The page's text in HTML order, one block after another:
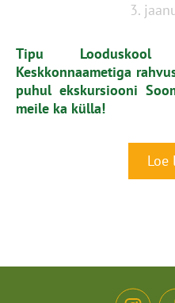
3.
Tipu Looduskool
Keskkonnaametiga
puhul ekskursiooni
meile ka külla!
Loe